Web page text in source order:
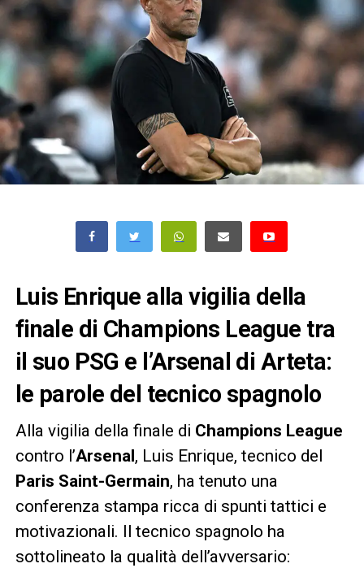
Luis Enrique alla vigilia della
finale di Champions League tra
il suo PSG e l’Arsenal di Arteta:
le parole del tecnico spagnolo
Alla vigilia della finale di Champions League
contro l’Arsenal , Luis Enrique, tecnico del
Paris Saint-Germain, ha tenuto una
conferenza stampa ricca di spunti tattici e
motivazionali. Il tecnico spagnolo ha
sottolineato la qualità dell’avversario: